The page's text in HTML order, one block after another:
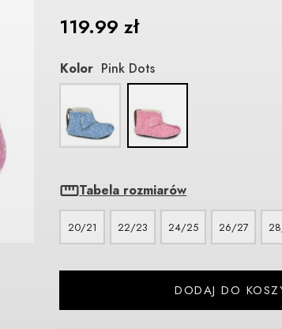
119.99zł
Kolor Pink Dots
Tabela rozmiarów
20/21 22/23 24/25 26/27
DODAJ DO